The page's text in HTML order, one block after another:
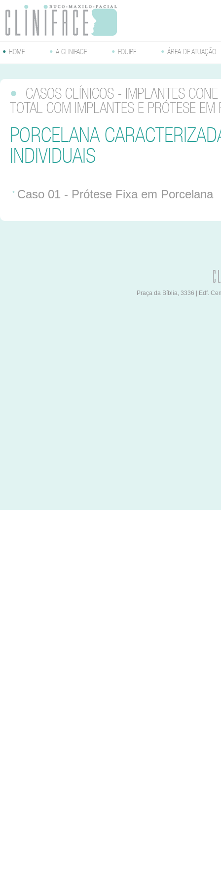
• HOME • A CLINIFACE • EQUIPE • ÁREA DE ATUAÇÃO
•
CASOS CLÍNICOS - IMPLANTES
TOTAL COM IMPLANTES E PRÓTESE EM
PORCELANA
INDIVIDUAIS
• Caso 01 - Prótese Fixa em Porcelana
Praça da Bíblia, 3336 | Edf.